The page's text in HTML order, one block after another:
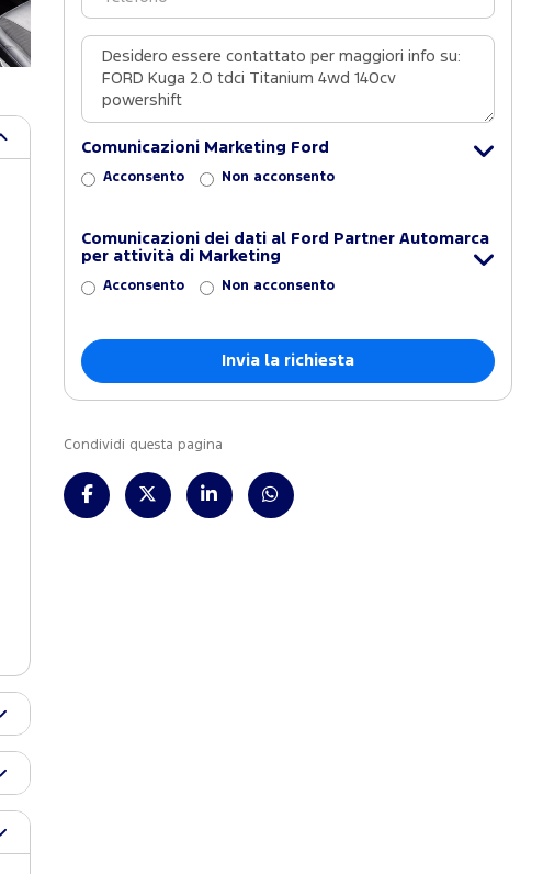
Comunicazioni Marketing Ford
Acconsento Non acconsento
Comunicazioni dei dati al Ford Partner Automarca
per attività di Marketing
Acconsento Non acconsento
Condividi questa pagina